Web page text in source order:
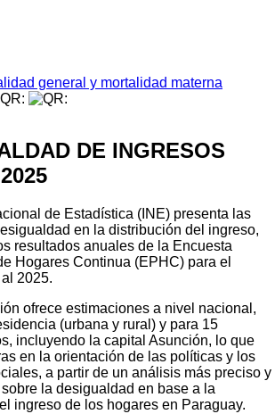
general y mortalidad materna
DE INGRESOS
de Estadística (INE) presenta las
en la distribución del ingreso,
resultados anuales de la Encuesta
Hogares Continua (EPHC) para el
2025.
ofrece estimaciones a nivel nacional,
(urbana y rural) y para 15
incluyendo la capital Asunción, lo que
en la orientación de las políticas y los
a partir de un análisis más preciso y
la desigualdad en base a la
ingreso de los hogares en Paraguay.